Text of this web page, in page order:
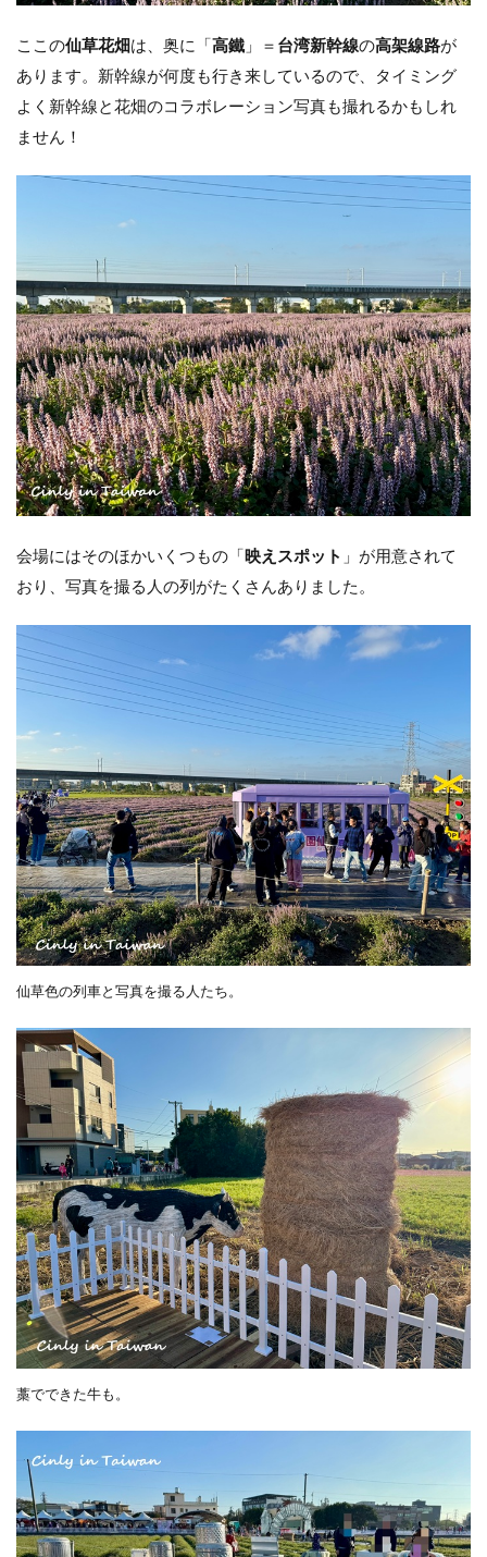
ここの仙草花畑は、奥に「高鐵 」＝ 台湾新幹線の高架線路が
あります。新幹線が何度も行き来しているので、タイミング
よく新幹線と花畑のコラボレーション写真も撮れるかもしれ
ません！
会場にはそのほかいくつもの「映えスポット 」が用意されて
おり、写真を撮る人の列がたくさんありました。
仙草色の列車と写真を撮る人たち。
藁でできた牛も。